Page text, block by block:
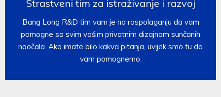
Strastveni tim za istraživanje i razvoj
Bang Long R&D tim vam je na raspolaganju da vam
pomogne sa svim vašim privatnim dizajnom sunčanih
naočala. Ako imate bilo kakva pitanja, uvijek smo tu da
vam pomognemo.​​​​​​